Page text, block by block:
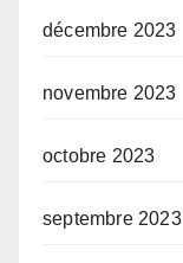
décembre 2023
novembre 2023
octobre 2023
septembre 2023